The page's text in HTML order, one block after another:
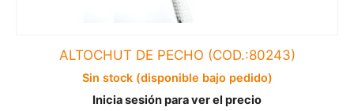
ALTOCHUT DE PECHO (COD.:80243)
Sin stock (disponible bajo pedido)
Inicia sesión para ver el precio